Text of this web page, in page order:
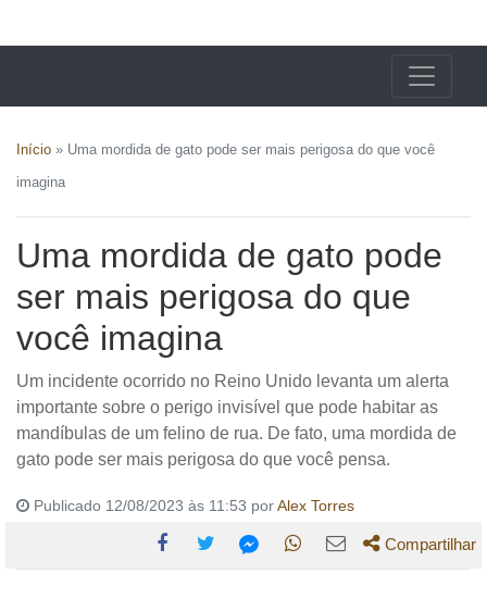
Início » Uma mordida de gato pode ser mais perigosa do que você
imagina
Uma mordida de gato pode
ser mais perigosa do que
você imagina
Um incidente ocorrido no Reino Unido levanta um alerta
importante sobre o perigo invisível que pode habitar as
mandíbulas de um felino de rua. De fato, uma mordida de
gato pode ser mais perigosa do que você pensa.
Publicado 12/08/2023 às 11:53 porAlex Torres
Compartilhar